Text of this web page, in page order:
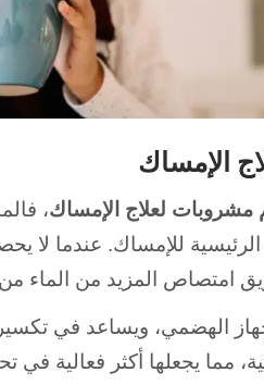
الإمساك
مشروبات لعلاج الإمساك،
للإمساك. عندما لا
امتصاص المزيد من الماء من
الهضمي، ويساعد في
مما يجعلها أكثر فعالية في